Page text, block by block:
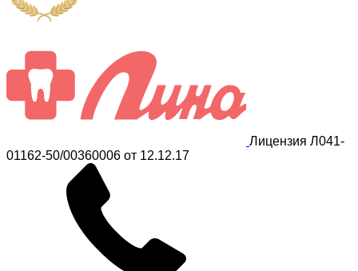
Лицензия Л041-
01162-50/00360006 от 12.12.17